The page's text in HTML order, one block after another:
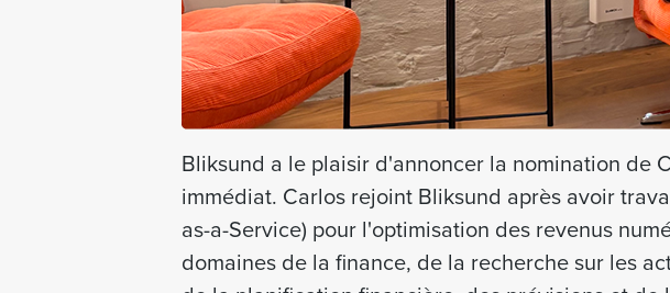
Bliksund a le plaisir d'annoncer la nomination de
immédiat. Carlos rejoint Bliksund après avoir
as-a-Service) pour l'optimisation des revenus
domaines de la finance, de la recherche sur les